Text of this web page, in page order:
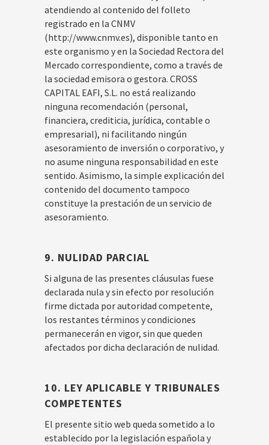
atendiendo al contenido del folleto
registrado en la CNMV
(http://www.cnmv.es), disponible tanto en
este organismo y en la Sociedad Rectora del
Mercado correspondiente, como a través de
la sociedad emisora o gestora. CROSS
CAPITAL EAFI, S.L. no está realizando
ninguna recomendación (personal,
financiera, crediticia, jurídica, contable o
empresarial), ni facilitando ningún
asesoramiento de inversión o corporativo, y
no asume ninguna responsabilidad en este
sentido. Asimismo, la simple explicación del
contenido del documento tampoco
constituye la prestación de un servicio de
asesoramiento.
9. NULIDAD PARCIAL
Si alguna de las presentes cláusulas fuese
declarada nula y sin efecto por resolución
firme dictada por autoridad competente,
los restantes términos y condiciones
permanecerán en vigor, sin que queden
afectados por dicha declaración de nulidad.
10. LEY APLICABLE Y TRIBUNALES
COMPETENTES
El presente sitio web queda sometido a lo
establecido por la legislación española y